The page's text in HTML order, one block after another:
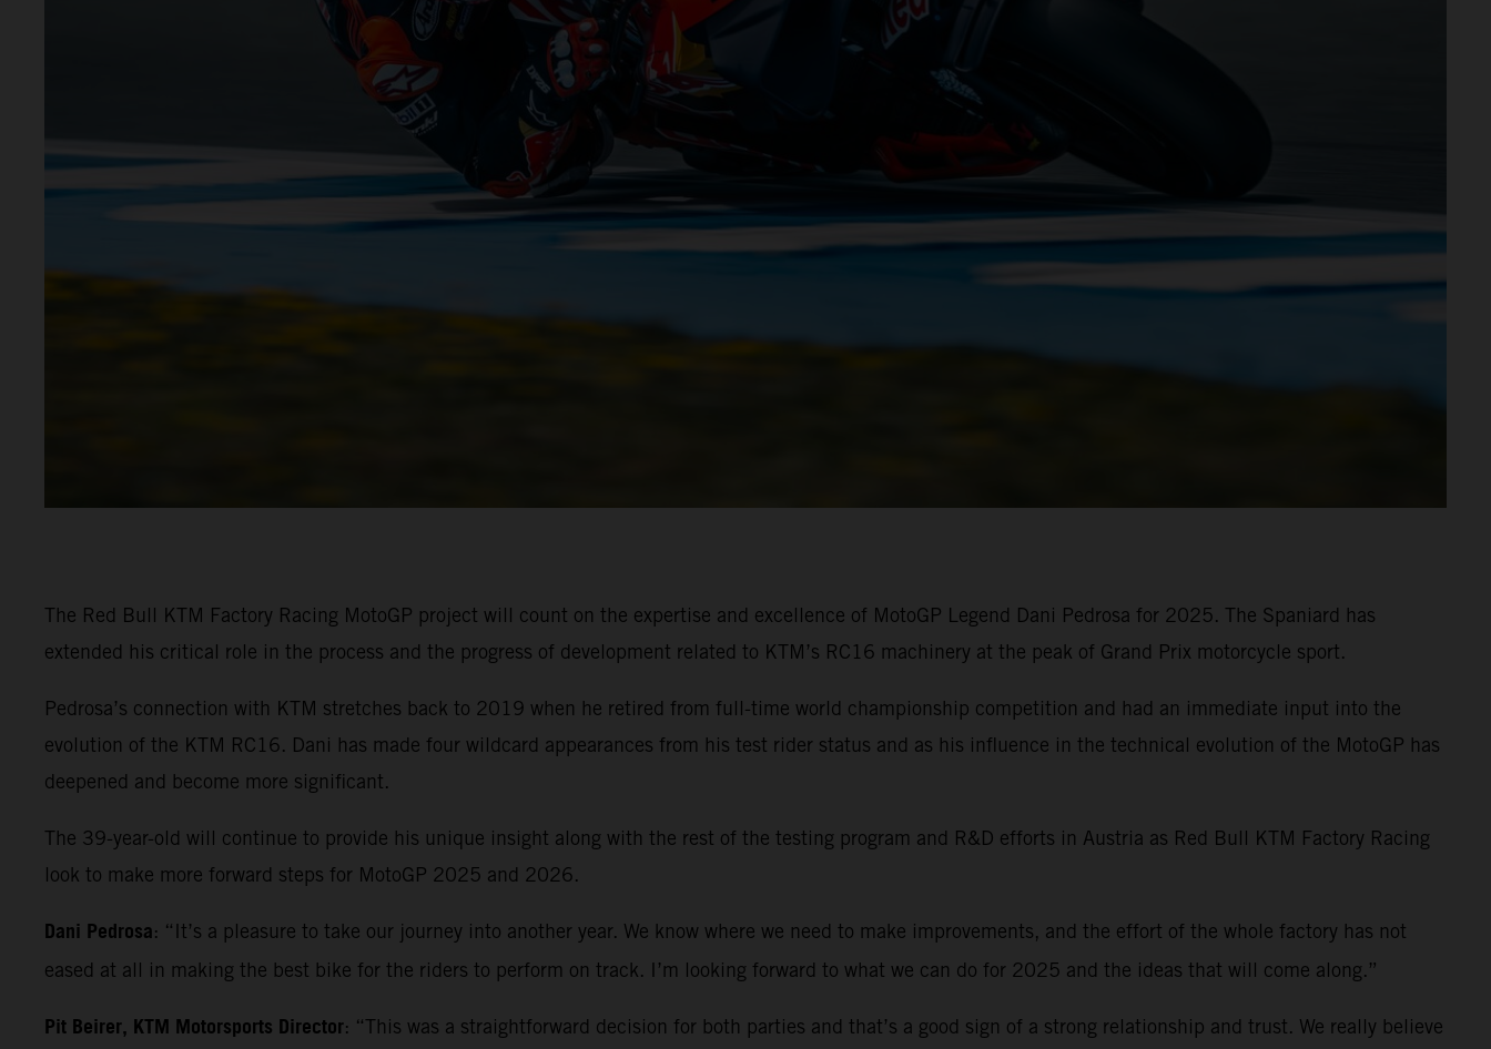
The Red Bull KTM Factory Racing MotoGP project will count on the expertise and excellence of MotoGP Legend Dani Pedrosa for 2025. The Spaniard has
extended his critical role in the process and the progress of development related to KTM’s RC16 machinery at the peak of Grand Prix motorcycle sport.
Pedrosa’s connection with KTM stretches back to 2019 when he retired from full-time world championship competition and had an immediate input into the
evolution of the KTM RC16. Dani has made four wildcard appearances from his test rider status and as his influence in the technical evolution of the MotoGP has
deepened and become more significant.
The 39-year-old will continue to provide his unique insight along with the rest of the testing program and R&D efforts in Austria as Red Bull KTM Factory Racing
look to make more forward steps for MotoGP 2025 and 2026.
Dani Pedrosa: “It’s a pleasure to take our journey into another year. We know where we need to make improvements, and the effort of the whole factory has not
eased at all in making the best bike for the riders to perform on track. I’m looking forward to what we can do for 2025 and the ideas that will come along.”
Pit Beirer, KTM Motorsports Director: “This was a straightforward decision for both parties and that’s a good sign of a strong relationship and trust. We really believe